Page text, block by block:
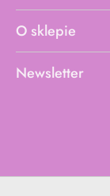
O sklepie
Newsletter